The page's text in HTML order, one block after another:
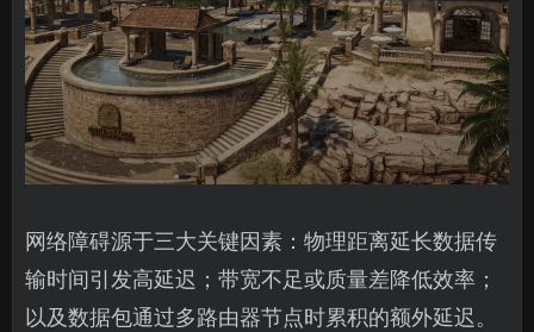
网络障碍源于三大关键因素：物理距离延长数据传
输时间引发高延迟；带宽不足或质量差降低效率；
以及数据包通过多路由器节点时累积的额外延迟。